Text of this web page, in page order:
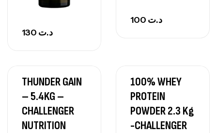
د.ت
د.ت
THUNDER GAIN
– 5.4KG –
CHALLENGER
NUTRITION
100% WHEY
PROTEIN
POWDER 2.3 Kg
-CHALLENGER